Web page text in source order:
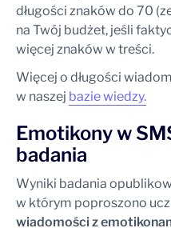
długości znaków do 70
na Twój budżet, jeśli
więcej znaków w treści.
Więcej o długości
w naszej bazie wiedzy.
Emotikony w
badania
Wyniki badania
w którym poproszono
wiadomości z